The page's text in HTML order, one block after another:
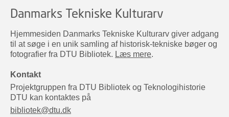
Danmarks Tekniske Kulturarv
Hjemmesiden Danmarks Tekniske Kulturarv giver adgang
til at søge i en unik samling af historisk-tekniske bøger og
fotografier fra DTU Bibliotek. Læs mere.
Kontakt
Projektgruppen fra DTU Bibliotek og Teknologihistorie
DTU kan kontaktes på
bibliotek@dtu.dk